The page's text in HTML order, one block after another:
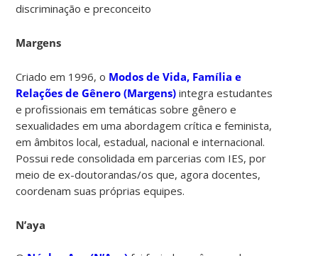
discriminação e preconceito
Margens
Criado em 1996, o Modos de Vida, Família e
Relações de Gênero (Margens)integra estudantes
e profissionais em temáticas sobre gênero e
sexualidades em uma abordagem crítica e feminista,
em âmbitos local, estadual, nacional e internacional.
Possui rede consolidada em parcerias com IES, por
meio de ex-doutorandas/os que, agora docentes,
coordenam suas próprias equipes.
N’aya